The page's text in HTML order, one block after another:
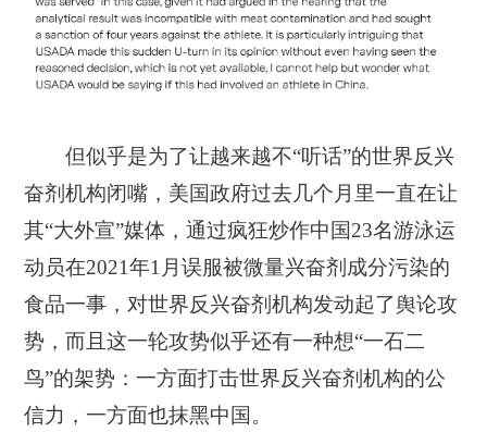
但似乎是为了让越来越不“听话”的世界反兴
奋剂机构闭嘴，美国政府过去几个月里一直在让
其“大外宣”媒体，通过疯狂炒作中国23名游泳运
动员在2021年1月误服被微量兴奋剂成分污染的
食品一事，对世界反兴奋剂机构发动起了舆论攻
势，而且这一轮攻势似乎还有一种想“一石二
鸟”的架势：一方面打击世界反兴奋剂机构的公
信力，一方面也抹黑中国。